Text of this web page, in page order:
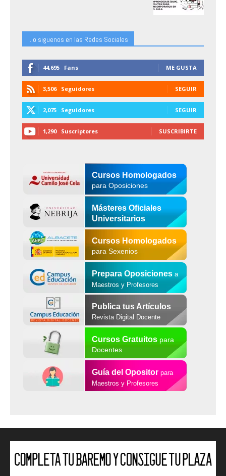
...o siguenos en las Redes Sociales
44,695 Fans ME GUSTA
3,506 Seguidores SEGUIR
2,075 Seguidores SEGUIR
1,290 Suscriptores SUSCRIBIRTE
Cursos Homologados
para Oposiciones
Másteres Oficiales
Universitarios
Cursos Homologados
para Sexenios
Prepara Oposiciones a
Maestros y Profesores
Publica tus Artículos
Revista Digital Docente
Cursos Gratuitospara
Docentes
Guía del Opositor para
Maestros y Profesores